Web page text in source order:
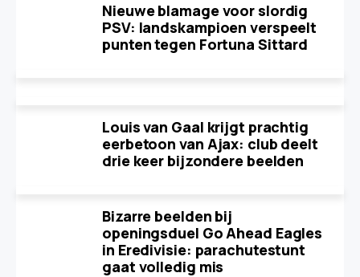
Nieuwe blamage voor slordig
PSV: landskampioen verspeelt
punten tegen Fortuna Sittard
Louis van Gaal krijgt prachtig
eerbetoon van Ajax: club deelt
drie keer bijzondere beelden
Bizarre beelden bij
openingsduel Go Ahead Eagles
in Eredivisie: parachutestunt
gaat volledig mis